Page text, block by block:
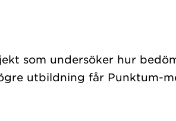
som undersöker hur